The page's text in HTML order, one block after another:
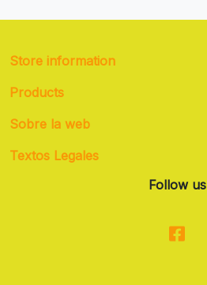
Store information
Products
Sobre la web
Textos Legales
Follow us